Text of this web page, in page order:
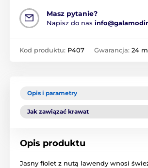
Masz pytanie?
Napisz do nas
Kod produktu: P407 Gwarancja: 24
Opis i parametry
Jak zawiązać krawat
Opis produktu
Jasny fiolet z nutą lawendy wnosi